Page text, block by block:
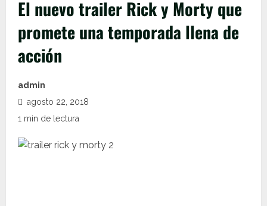
El nuevo trailer Rick y Morty que
promete una temporada llena de
acción
admin
agosto 22, 2018
1 min de lectura